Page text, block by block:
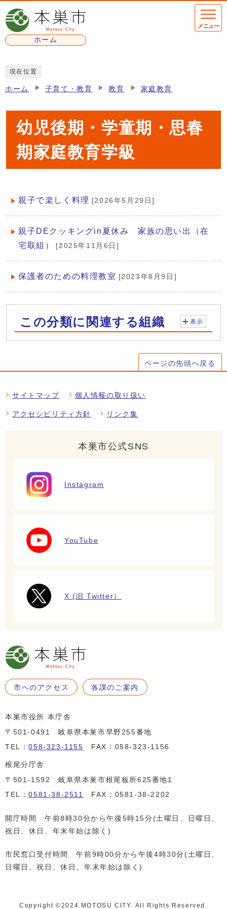
ページの先頭です
ホーム
メニュー
現在位置
ホーム 子育て・教育 教育 家庭教育
幼児後期・学童期・思春
期家庭教育学級
メインメニュー
親子で楽しく料理 [2026年5月29日]
親子DEクッキングin夏休み 家族の思い出（在
宅取組）
[2025年11月6日]
保護者のための料理教室 [2023年8月9日]
この分類に関連する組織 表示
ページの先頭へ戻る
サイトマップ 個人情報の取り扱い
アクセシビリティ方針 リンク集
本巣市公式SNS
Instagram
YouTube
X (旧 Twitter）
市へのアクセス 各課のご案内
本巣市役所 本庁舎
〒501-0491 岐阜県本巣市早野255番地
TEL：058-323-1155 FAX：058-323-1156
根尾分庁舎
〒501-1592 岐阜県本巣市根尾板所625番地1
TEL：0581-38-2511 FAX：0581-38-2202
開庁時間 午前8時30分から午後5時15分(土曜日、日曜日、
祝日、休日、年末年始は除く)
市民窓口受付時間 午前9時00分から午後4時30分(土曜日、
日曜日、祝日、休日、年末年始は除く)
Copyright ©️2024 MOTOSU CITY. All Rights Reserved.